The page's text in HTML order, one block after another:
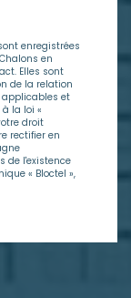
enregistrées
en
Elles sont
de la relation
et
la loi «
droit
rectifier en
de l'existence
« Bloctel »,